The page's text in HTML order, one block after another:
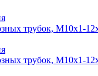
трубок, М10х1-
трубок, М10х1-